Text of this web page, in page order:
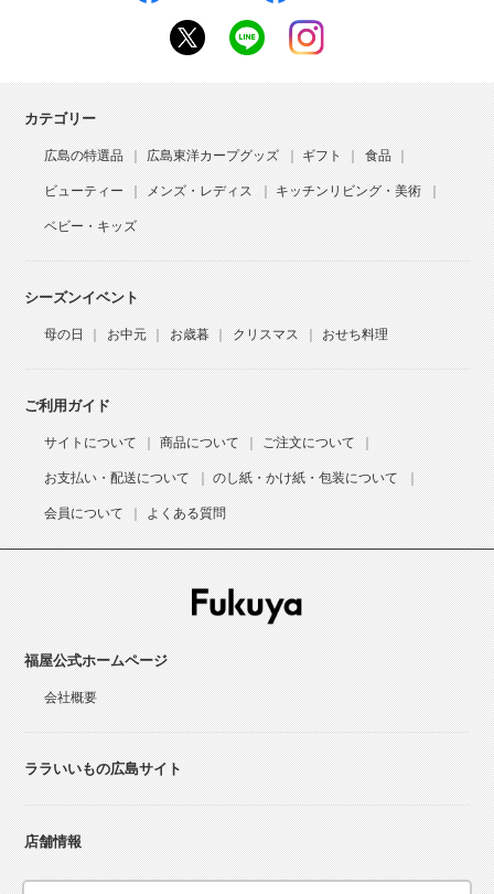
カテゴリー
広島の特選品 広島東洋カープグッズ ギフト 食品
ビューティー メンズ・レディス キッチンリビング・美術
ベビー・キッズ
シーズンイベント
母の日 お中元 お歳暮 クリスマス おせち料理
ご利用ガイド
サイトについて 商品について ご注文について
お支払い・配送について のし紙・かけ紙・包装について
会員について よくある質問
福屋公式ホームページ
会社概要
ララいいもの広島サイト
店舗情報